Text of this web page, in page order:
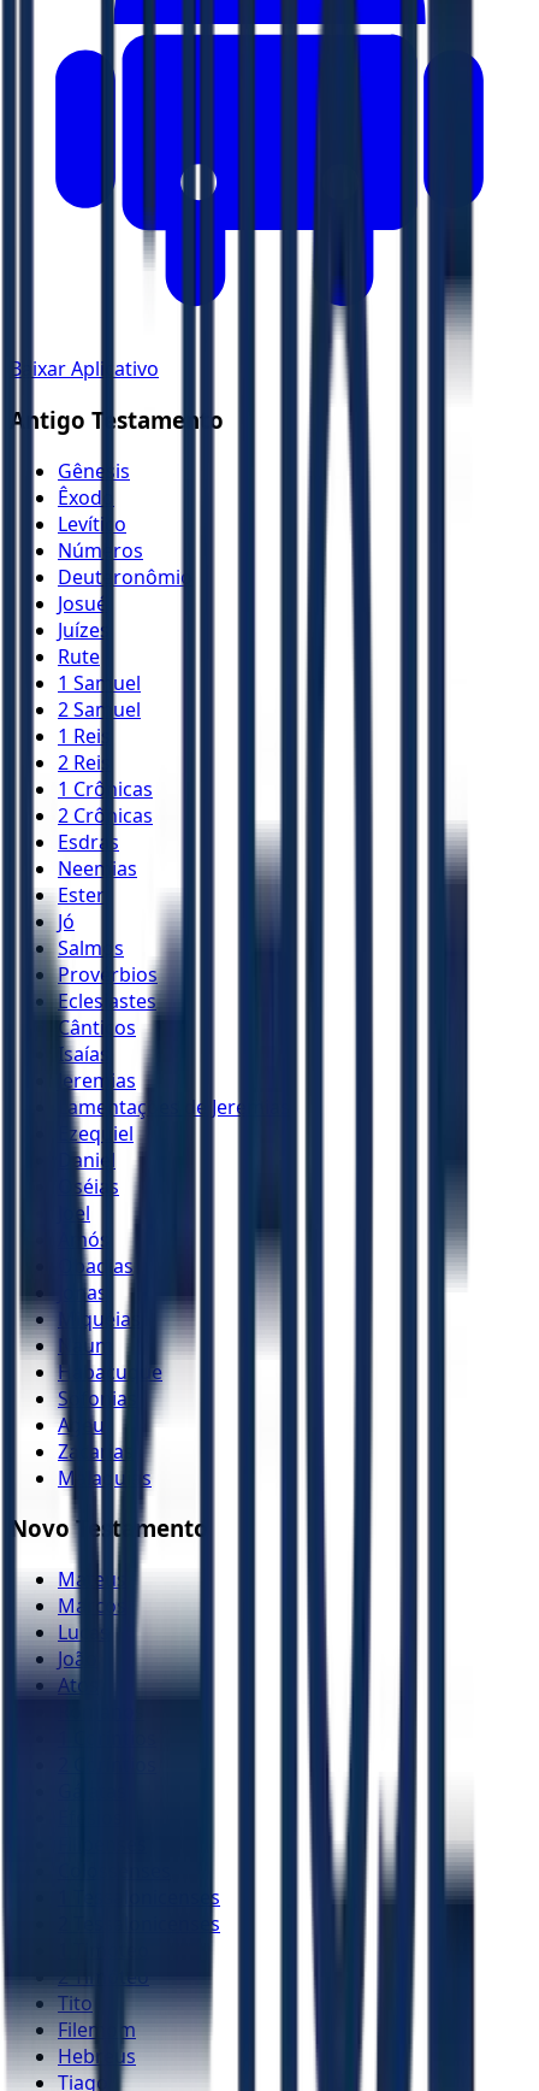
Baixar Aplicativo
Antigo Testamento
Gênesis
Êxodo
Levítico
Números
Deuteronômio
Josué
Juízes
Rute
1 Samuel
2 Samuel
1 Reis
2 Reis
1 Crônicas
2 Crônicas
Esdras
Neemias
Ester
Jó
Salmos
Provérbios
Eclesiastes
Cânticos
Isaías
Jeremias
Lamentações de Jeremias
Ezequiel
Daniel
Oséias
Joel
Amós
Obadias
Jonas
Miquéias
Naum
Habacuque
Sofonias
Ageu
Zacarias
Malaquias
Novo Testamento
Mateus
Marcos
Lucas
João
Atos
1 Tessalonicenses
2 Tessalonicenses
Tito
Filemom
Hebreus
Tiago